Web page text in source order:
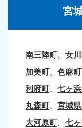
宮
南三陸町 女
加美町
色麻町
利府町
七ヶ
丸森町
宮城
大河原町
七